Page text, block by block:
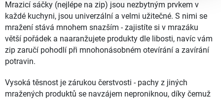
Mrazicí sáčky (nejlépe na zip) jsou nezbytným prvkem v
každé kuchyni, jsou univerzální a velmi užitečné. S nimi se
mražení stává mnohem snazším - zajistíte si v mrazáku
větší pořádek a naaranžujete produkty dle libosti, navíc vám
zip zaručí pohodlí při mnohonásobném otevírání a zavírání
potravin.
Vysoká těsnost je zárukou čerstvosti - pachy z jiných
mražených produktů se navzájem neproniknou, díky čemuž